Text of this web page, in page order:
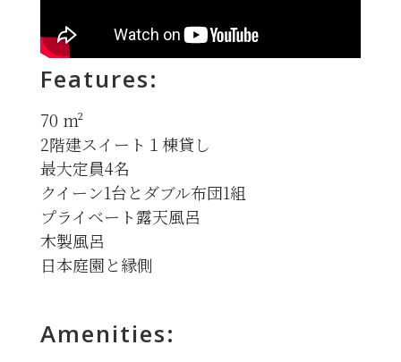
Features:
70 m²
2階建スイート１棟貸し
最大定員4名
クイーン1台とダブル布団1組
プライベート露天風呂
木製風呂
日本庭園と縁側
Amenities: